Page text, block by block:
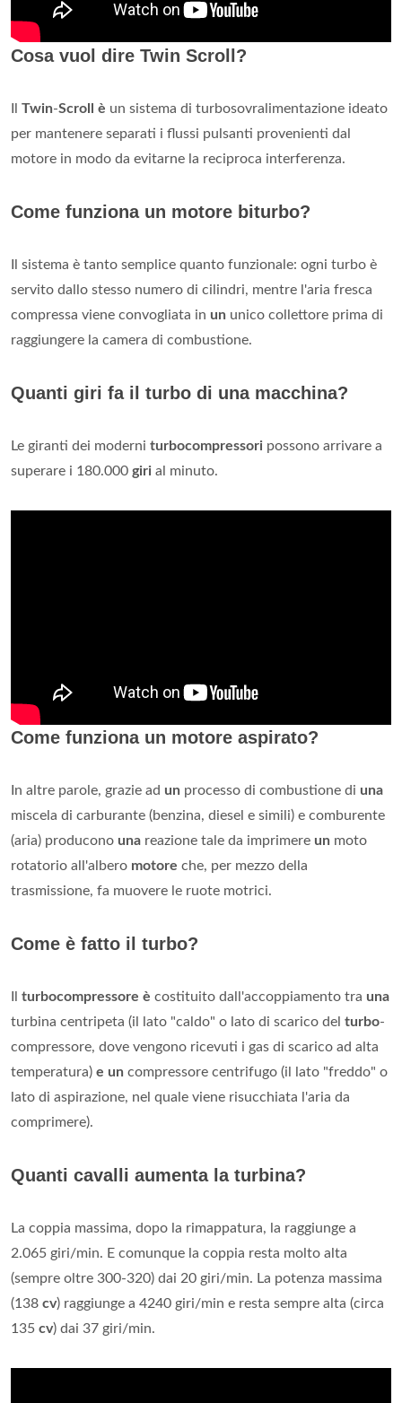
Cosa vuol dire Twin Scroll?
Twin-Scroll è un sistema di turbosovralimentazione ideato
per mantenere separati i flussi pulsanti provenienti dal
motore in modo da evitarne la reciproca interferenza.
Come funziona un motore biturbo?
Il sistema è tanto semplice quanto funzionale: ogni turbo è
servito dallo stesso numero di cilindri, mentre l'aria fresca
compressa viene convogliata in un unico collettore prima di
raggiungere la camera di combustione.
Quanti giri fa il turbo di una macchina?
Le giranti dei moderni turbocompressori possono arrivare a
superare i 180.000 giri al minuto.
Come funziona un motore aspirato?
In altre parole, grazie ad un processo di combustione di una
miscela di carburante (benzina, diesel e simili) e comburente
(aria) producono una reazione tale da imprimere un moto
rotatorio all'albero motore che, per mezzo della
trasmissione, fa muovere le ruote motrici.
Come è fatto il turbo?
turbocompressore è costituito dall'accoppiamento tra una
turbina centripeta (il lato "caldo" o lato di scarico del turbo-
compressore, dove vengono ricevuti i gas di scarico ad alta
temperatura) e un compressore centrifugo (il lato "freddo" o
lato di aspirazione, nel quale viene risucchiata l'aria da
comprimere).
Quanti cavalli aumenta la turbina?
La coppia massima, dopo la rimappatura, la raggiunge a
2.065 giri/min. E comunque la coppia resta molto alta
(sempre oltre 300-320) dai 20 giri/min. La potenza massima
(138 cv) raggiunge a 4240 giri/min e resta sempre alta (circa
135 cv) dai 37 giri/min.